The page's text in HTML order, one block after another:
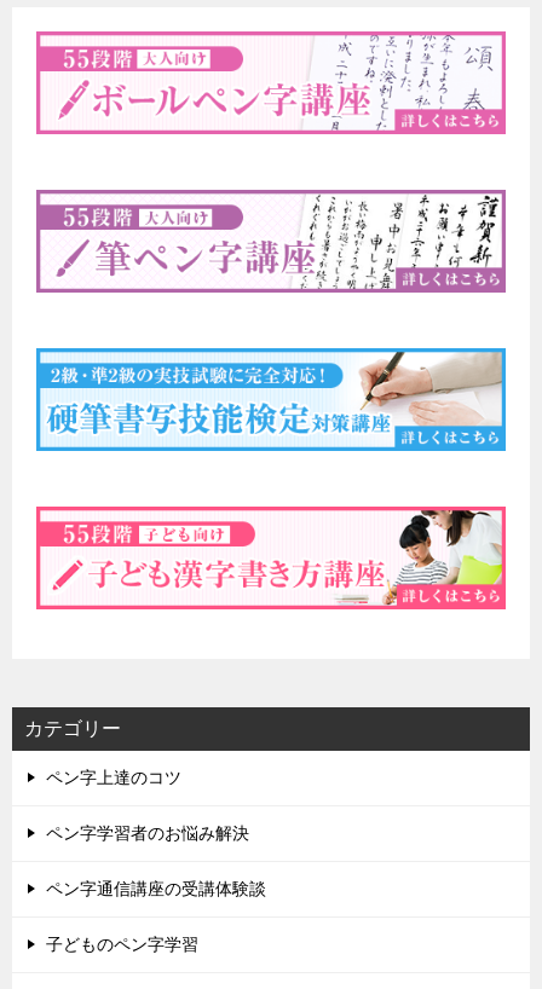
カテゴリー
ペン字上達のコツ
ペン字学習者のお悩み解決
ペン字通信講座の受講体験談
子どものペン字学習